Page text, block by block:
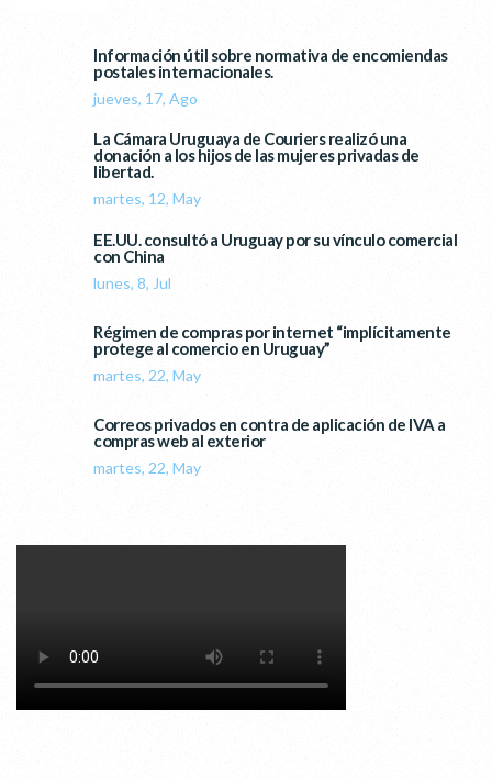
Información útil sobre normativa de encomiendas
postales internacionales.
jueves, 17, Ago
La Cámara Uruguaya de Couriers realizó una
donación a los hijos de las mujeres privadas de
libertad.
martes, 12, May
EE.UU. consultó a Uruguay por su vínculo comercial
con China
lunes, 8, Jul
Régimen de compras por internet “implícitamente
protege al comercio en Uruguay”
martes, 22, May
Correos privados en contra de aplicación de IVA a
compras web al exterior
martes, 22, May